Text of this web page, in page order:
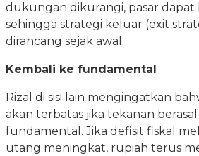
dukungan dikurangi, pasar dapat
sehingga strategi keluar (exit
dirancang sejak awal.
Kembali ke fundamental
Rizal di sisi lain mengingatkan
akan terbatas jika tekanan
fundamental. Jika defisit fiskal
utang meningkat, rupiah terus